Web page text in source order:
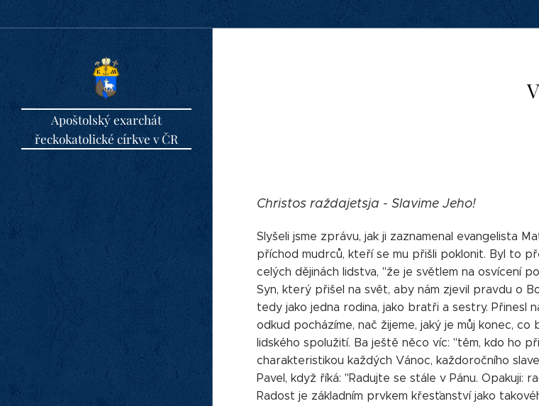
Apoštolský exarchát
řeckokatolické církve v ČR
Christos raždajetsja - Slavime Jeho!
Slyšeli jsme zprávu, jak ji zaznamenal evangelista
příchod mudrců, kteří se mu přišli poklonit. Byl to
celých dějinách lidstva, "že je světlem na osvícení
Syn, který přišel na svět, aby nám zjevil pravdu o
tedy jako jedna rodina, jako bratři a sestry. Přinesl
odkud pocházíme, nač žijeme, jaký je můj konec,
lidského spolužití. Ba ještě něco víc: "těm, kdo ho
charakteristikou každých Vánoc, každoročního
Pavel, když říká: "Radujte se stále v Pánu. Opakuji:
Radost je základním prvkem křesťanství jako